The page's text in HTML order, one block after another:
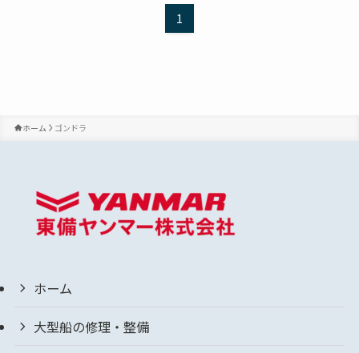
1
ホーム ゴンドラ
ホーム
大型船の修理・整備